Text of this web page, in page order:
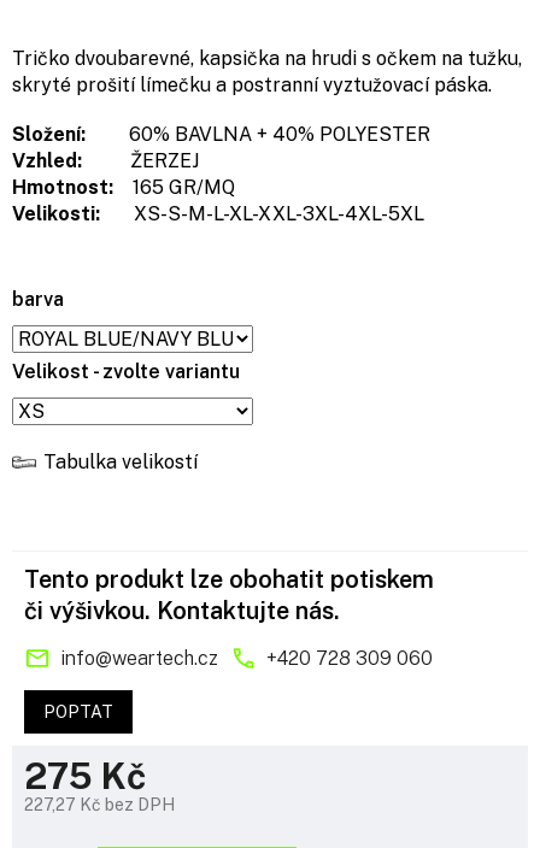
barva
Velikost - zvolte variantu
Tabulka velikostí
Tričko dvoubarevné, kapsička na hrudi s očkem na tužku,
skryté prošití límečku a postranní vyztužovací páska.
Složení:
60% BAVLNA + 40% POLYESTER
Vzhled:
ŽERZEJ
Hmotnost:
165 GR/MQ
Velikosti:
XS-S-M-L-XL-XXL-3XL-4XL-5XL
275 Kč
227,27 Kč bez DPH
Tento produkt lze obohatit potiskem
či výšivkou. Kontaktujte nás.
info@weartech.cz +420 728 309 060
POPTAT